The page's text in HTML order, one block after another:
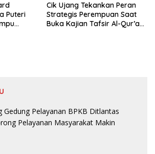
Puteri
Cik Ujang Tekankan Peran
Strategis Perempuan Saat
Buka Kajian Tafsir Al-Qur’an